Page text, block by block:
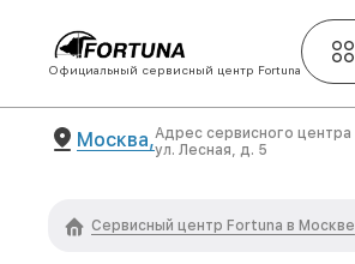
Официальный сервисный центр Fortuna
Москва,Адрес сервисного центра
ул. Лесная, д. 5
Сервисный центр Fortuna в Москве